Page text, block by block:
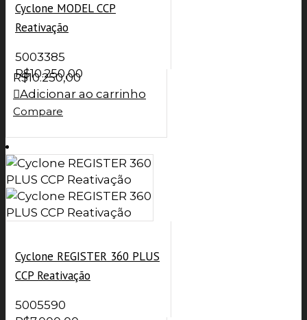
Cyclone MODEL CCP
Reativação
5003385
R$10.250,00
R$10.250,00
Adicionar ao carrinho
Compare
Cyclone REGISTER 360 PLUS
CCP Reativação
5005590